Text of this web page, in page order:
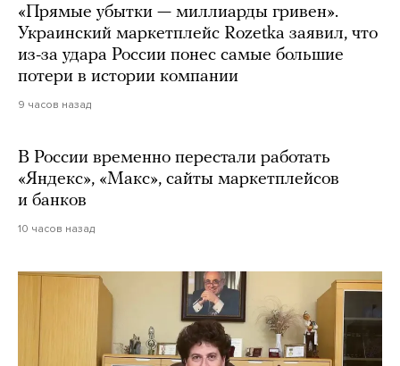
«Прямые убытки — миллиарды гривен».
Украинский маркетплейс Rozetka заявил, что
из-за удара России понес самые большие
потери в истории компании
9 часов назад
В России временно перестали работать
«Яндекс», «Макс», сайты маркетплейсов
и банков
10 часов назад